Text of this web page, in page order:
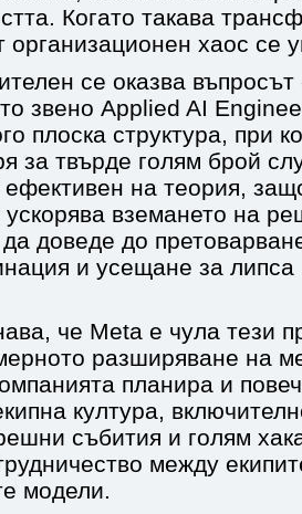
Когато такава
организационен хаос се
се оказва въпросът
звено Applied AI
плоска структура, при
за твърде голям брой
на теория,
вземането на
доведе до
и усещане за липса
че Meta е чула тези
разширяване на
планира и
култура,
събития и голям
между
модели.